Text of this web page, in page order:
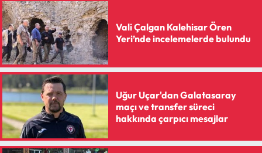
Vali Çalgan Kalehisar Ören
Yeri’nde incelemelerde bulundu
Uğur Uçar'dan Galatasaray
maçı ve transfer süreci
hakkında çarpıcı mesajlar
Yerel Haberler